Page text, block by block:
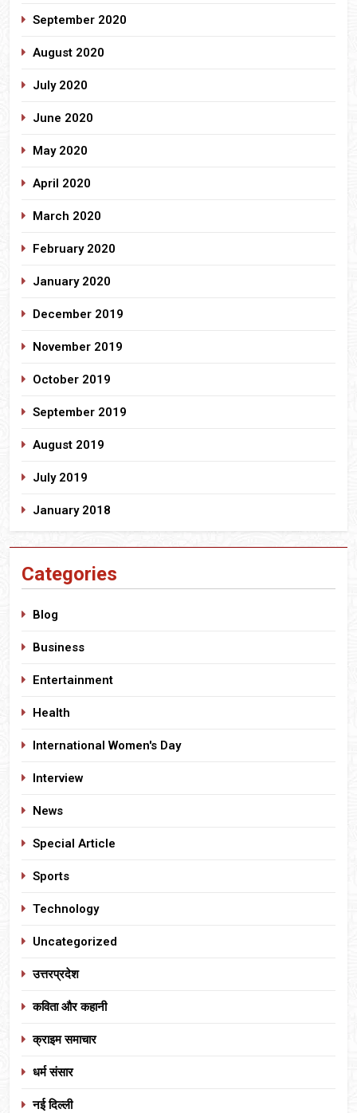
September 2020
August 2020
July 2020
June 2020
May 2020
April 2020
March 2020
February 2020
January 2020
December 2019
November 2019
October 2019
September 2019
August 2019
July 2019
January 2018
Categories
Blog
Business
Entertainment
Health
International Women's Day
Interview
News
Special Article
Sports
Technology
Uncategorized
उत्तरप्रदेश
कविता और कहानी
क्राइम समाचार
धर्म संसार
नई दिल्ली